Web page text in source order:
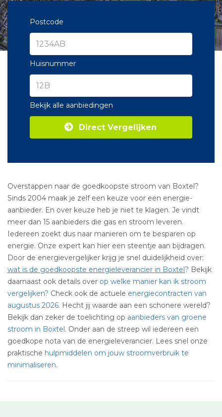
Postcode
Huisnummer
Bekijk alle aanbiedingen
Direct Vergelijken
Overstappen naar de goedkoopste stroom van Boxtel?
Sinds 2004 maak je zelf een keuze voor een energie-
aanbieder. En over keuze heb je niet te klagen. Je vindt
meer dan 15 aanbieders die gas en stroom leveren.
Iedereen zoekt dus naar manieren om te besparen op
energie. Onze expert kan hier een steentje aan bijdragen.
Door de energievergelijker krijg je snel duidelijkheid over:
wat is de goedkoopste energieleverancier in Boxtel? Bekijk
daarnaast ook details over op welke manier kan ik stroom
vergelijken? Check ook de actuele energiecontracten van
augustus 2026. Hecht jij waarde aan een schonere wereld?
Bekijk dan zeker de toelichting op aanbieders van groene
stroom in Boxtel. Onder aan de streep wil iedereen een
goedkope nota van de energieleverancier. Lees snel onze
praktische hulpmiddelen om jouw stroomverbruik te
minimaliseren.